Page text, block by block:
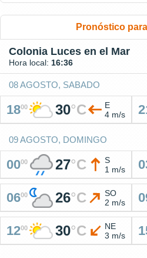
Pronóstico
Colonia Luces en el Mar
Hora local: 16:36
08 AGOSTO, SABADO
1800 30°C
E
4 m/s
09 AGOSTO, DOMINGO
0000 27°C
S
1 m/s
0600 26°C
SO
2 m/s
1200 30°C
NE
3 m/s